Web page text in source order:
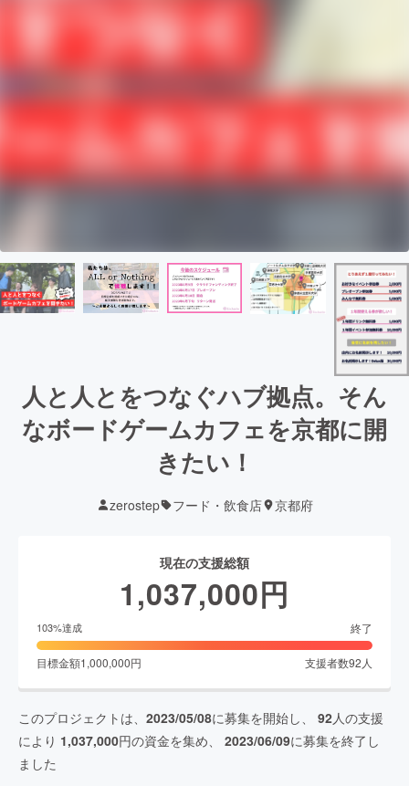
人と人とをつなぐハブ拠点。そん
なボードゲームカフェを京都に開
きたい！
zerostep フード・飲食店 京都府
現在の支援総額
1,037,000円
103%達成 終了
目標金額1,000,000円 支援者数92 人
このプロジェクトは、 2023/05/08に募集を開始し、 92人の支援
により 1,037,000円の資金を集め、 2023/06/09に募集を終了し
ました